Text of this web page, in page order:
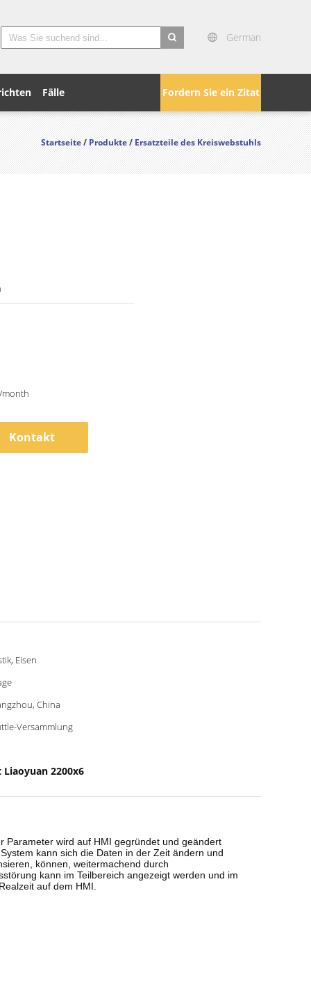
German
Fordern Sie ein Zitat
Fälle
Startseite/Produkte/Ersatzteile des Kreiswebstuhls
month
Kontakt
Eisen
China
Versammlung
2200x6
Parameter wird auf HMI gegründet und geändert
kann sich die Daten in der Zeit ändern und
können, weitermachend durch
kann im Teilbereich angezeigt werden und im
auf dem HMI.